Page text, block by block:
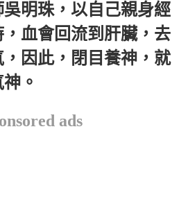
明珠，以自己親身經
血會回流到肝臟，去
因此，閉目養神，就
。
ads